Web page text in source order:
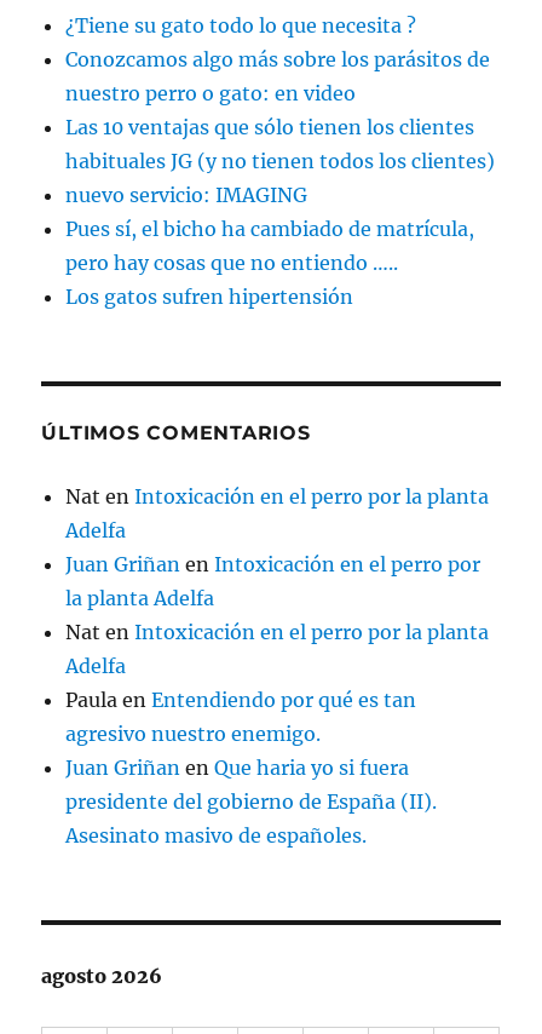
¿Tiene su gato todo lo que necesita ?
Conozcamos algo más sobre los parásitos de
nuestro perro o gato: en video
Las 10 ventajas que sólo tienen los clientes
habituales JG (y no tienen todos los clientes)
nuevo servicio: IMAGING
Pues sí, el bicho ha cambiado de matrícula,
pero hay cosas que no entiendo …..
Los gatos sufren hipertensión
ÚLTIMOS COMENTARIOS
Nat enIntoxicación en el perro por la planta
Adelfa
Juan Griñan enIntoxicación en el perro por
la planta Adelfa
Nat enIntoxicación en el perro por la planta
Adelfa
Paula enEntendiendo por qué es tan
agresivo nuestro enemigo.
Juan Griñan enQue haria yo si fuera
presidente del gobierno de España (II).
Asesinato masivo de españoles.
agosto 2026